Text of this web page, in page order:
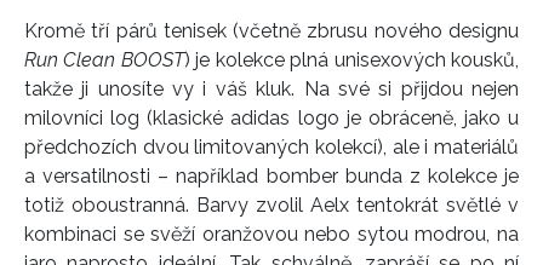
Kromě tří párů tenisek (včetně zbrusu nového designu
Run Clean BOOST) je kolekce plná unisexových kousků,
takže ji unosíte vy i váš kluk. Na své si přijdou nejen
milovníci log (klasické adidas logo je obráceně, jako u
předchozích dvou limitovaných kolekcí), ale i materiálů
a versatilnosti – například bomber bunda z kolekce je
totiž oboustranná. Barvy zvolil Aelx tentokrát světlé v
kombinaci se svěží oranžovou nebo sytou modrou, na